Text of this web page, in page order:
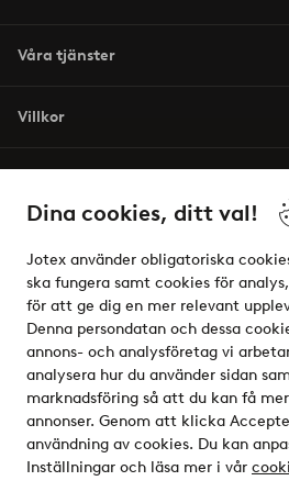
Dina cookies, ditt val!
Jotex använder obligatoriska
ska fungera samt cookies för
för att ge dig en mer relevant
Denna persondatan och dessa
annons- och analysföretag vi
analysera hur du använder sidan
marknadsföring så att du kan få mer
annonser. Genom att klicka
användning av cookies. Du kan
Inställningar och läsa mer i vår
Våra tjänster
Villkor
Säkra betalningar - Betala
Vill du veta mer om våra
elpy